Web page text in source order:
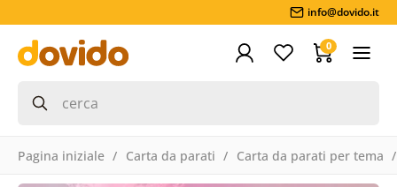
info@dovido.it
0
Pagina iniziale Carta da parati Carta da parati per tema